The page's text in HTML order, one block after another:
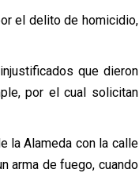
el delito de homicidio,
que dieron
por el cual solicitan
la Alameda con la calle
arma de fuego, cuando